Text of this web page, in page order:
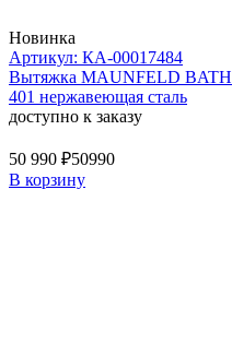
Новинка
Артикул: КА-00017484
Вытяжка MAUNFELD BATH
401 нержавеющая сталь
доступно к заказу
50 990 ₽50990
В корзину